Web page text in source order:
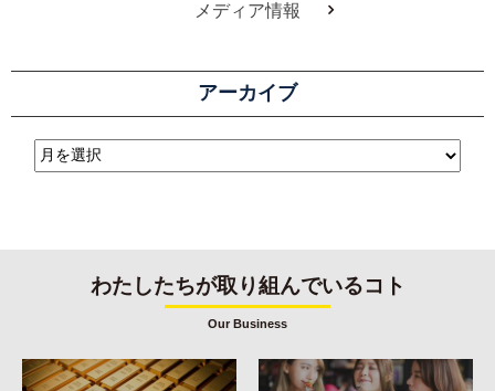
メディア情報
アーカイブ
わたしたちが取り組んでいるコト
Our Business